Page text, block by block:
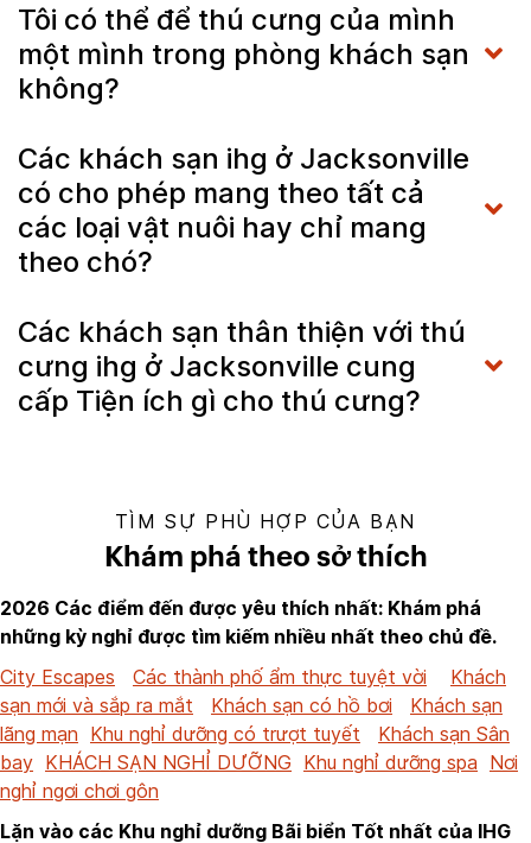
Tôi có thể để thú cưng của mình
một mình trong phòng khách sạn
không?
Các khách sạn ihg ở Jacksonville
có cho phép mang theo tất cả
các loại vật nuôi hay chỉ mang
theo chó?
Các khách sạn thân thiện với thú
cưng ihg ở Jacksonville cung
cấp Tiện ích gì cho thú cưng?
TÌM SỰ PHÙ HỢP CỦA BẠN
Khám phá theo sở thích
2026 Các điểm đến được yêu thích nhất: Khám phá
những kỳ nghỉ được tìm kiếm nhiều nhất theo chủ đề.
City Escapes
Các thành phố ẩm thực tuyệt vời
Khách
sạn mới và sắp ra mắt
Khách sạn có hồ bơi
Khách sạn
lãng mạn Khu nghỉ dưỡng có trượt tuyết
Khách sạn Sân
bay KHÁCH SẠN NGHỈ DƯỠNG Khu nghỉ dưỡng spa Nơi
nghỉ ngơi chơi gôn
Lặn vào các Khu nghỉ dưỡng Bãi biển Tốt nhất của IHG